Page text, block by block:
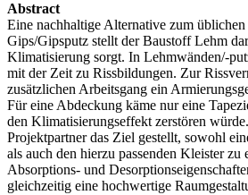
Abstract
Eine nachhaltige Alternative zum
Gips/Gipsputz stellt der Baustoff Lehm
Klimatisierung sorgt. In Lehmwänden/-
mit der Zeit zu Rissbildungen. Zur
zusätzlichen Arbeitsgang ein
Für eine Abdeckung käme nur eine
den Klimatisierungseffekt zerstören
Projektpartner das Ziel gestellt, sowohl
als auch den hierzu passenden Kleister
Absorptions‑ und
gleichzeitig eine hochwertige